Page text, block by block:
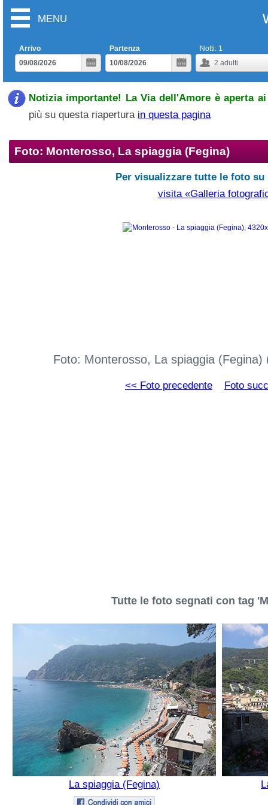
MENU
Arrivo
Partenza
2 adulti
Notti: 1
Notizia importante! La Via dell'Amore è aperta
più su questa riapertura in questa pagina
Foto: Monterosso, La spiaggia (Fegina)
Per visualizzare tutte le foto su
visita «Galleria
Foto: Monterosso, La spiaggia
<< Foto precedente Foto
Tutte le foto segnati con tag
La spiaggia (Fegina)